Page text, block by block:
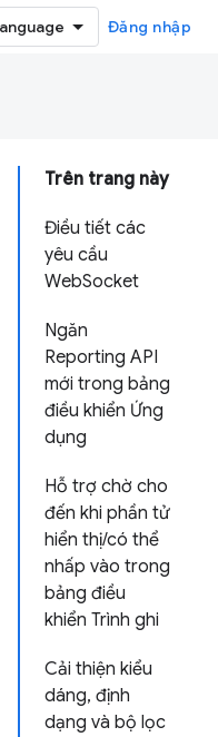
Đăng nhập
Trên trang này
Điều tiết các
yêu cầu
WebSocket
Ngăn
Reporting API
mới trong bảng
điều khiển Ứng
dụng
Hỗ trợ chờ cho
đến khi phần tử
hiển thị/có thể
nhấp vào trong
bảng điều
khiển Trình ghi
Cải thiện kiểu
dáng, định
dạng và bộ lọc